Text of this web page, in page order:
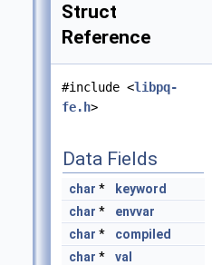
Struct
Reference
#include <libpq-
fe.h>
Data Fields
char *
keyword
char *
envvar
char *
compiled
char *
val